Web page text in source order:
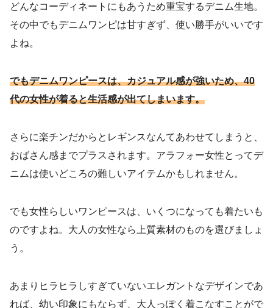
どんなコーディネートにもあうため重宝するデニム生地。
その中でもデニムワンピは甘すぎず、使い勝手がいいです
よね。
でもデニムワンピースは、カジュアル感が強いため、40
代の女性が着ると生活感が出てしまいます。
さらに楽チンだからとレギンスなんてあわせてしまうと、
おばさん感までプラスされます。アラフォー女性とってデ
ニムは使いどころの難しいアイテムかもしれません。
でも女性らしいワンピースは、いくつになっても着たいも
のですよね。大人の女性なら上質素材のものを選びましょ
う。
あまりヒラヒラしすぎていないエレガントなデザインであ
れば、幼い印象にもならず、大人っぽく着こなすことがで